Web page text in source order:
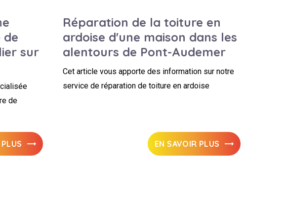
de
sur
de
Réparation de la toiture en
ardoise d'une maison dans les
alentours de Pont-Audemer
Cet article vous apporte des information sur notre
service de réparation de toiture en ardoise
EN SAVOIR PLUS